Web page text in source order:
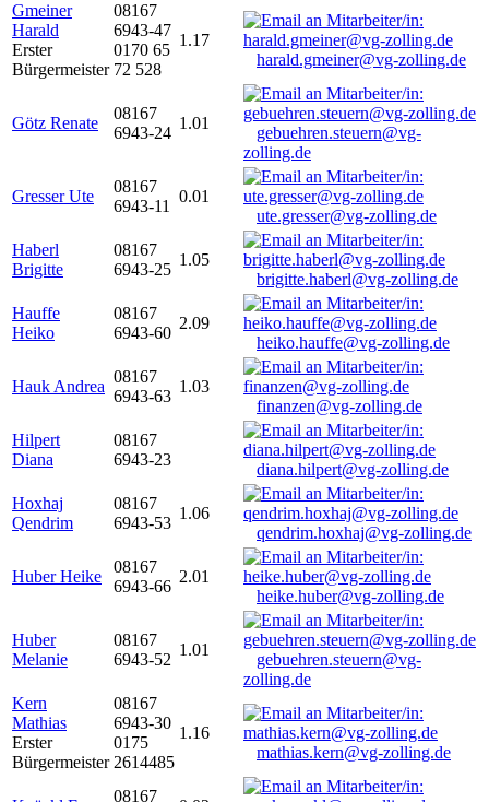
Gmeiner
Harald
Erster
Bürgermeister
08167
6943-47
0170 65
72 528
1.17
harald.gmeiner@vg-zolling.de
Götz Renate
08167
6943-24
1.01
gebuehren.steuern@vg-
zolling.de
Gresser Ute
08167
6943-11
0.01
ute.gresser@vg-zolling.de
Haberl
Brigitte
08167
6943-25
1.05
brigitte.haberl@vg-zolling.de
Hauffe
Heiko
08167
6943-60
2.09
heiko.hauffe@vg-zolling.de
Hauk Andrea
08167
6943-63
1.03
finanzen@vg-zolling.de
Hilpert
Diana
08167
6943-23
diana.hilpert@vg-zolling.de
Hoxhaj
Qendrim
08167
6943-53
1.06
qendrim.hoxhaj@vg-zolling.de
Huber Heike
08167
6943-66
2.01
heike.huber@vg-zolling.de
Huber
Melanie
08167
6943-52
1.01
gebuehren.steuern@vg-
zolling.de
Kern
Mathias
Erster
Bürgermeister
08167
6943-30
0175
2614485
1.16
mathias.kern@vg-zolling.de
08167